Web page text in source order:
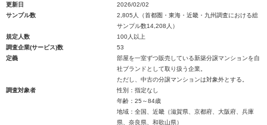
更新日
2026/02/02
サンプル数
2,805人（首都圏・東海・近畿・九州調査における総
サンプル数14,208人）
規定人数
100人以上
調査企業(サービス)数
53
定義
部屋を一室ずつ販売している新築分譲マンションを自
社ブランドとして取り扱う企業。
ただし、中古の分譲マンションは対象外とする。
調査対象者
性別：指定なし
年齢：25～84歳
地域：全国、近畿（滋賀県、京都府、大阪府、兵庫
県、奈良県、和歌山県）